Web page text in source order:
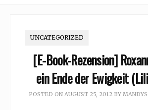
UNCATEGORIZED
[E-Book-Rezension]
ein Ende der Ewigkeit
POSTED ON AUGUST 25, 2012 BY